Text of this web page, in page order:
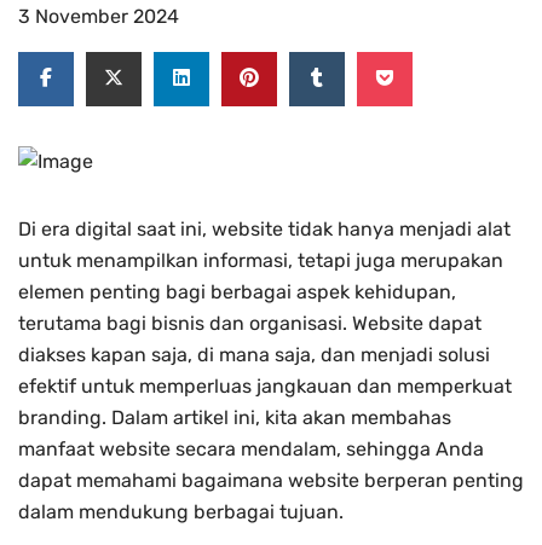
3 November 2024
Di era digital saat ini, website tidak hanya menjadi alat
untuk menampilkan informasi, tetapi juga merupakan
elemen penting bagi berbagai aspek kehidupan,
terutama bagi bisnis dan organisasi. Website dapat
diakses kapan saja, di mana saja, dan menjadi solusi
efektif untuk memperluas jangkauan dan memperkuat
branding. Dalam artikel ini, kita akan membahas
manfaat website secara mendalam, sehingga Anda
dapat memahami bagaimana website berperan penting
dalam mendukung berbagai tujuan.